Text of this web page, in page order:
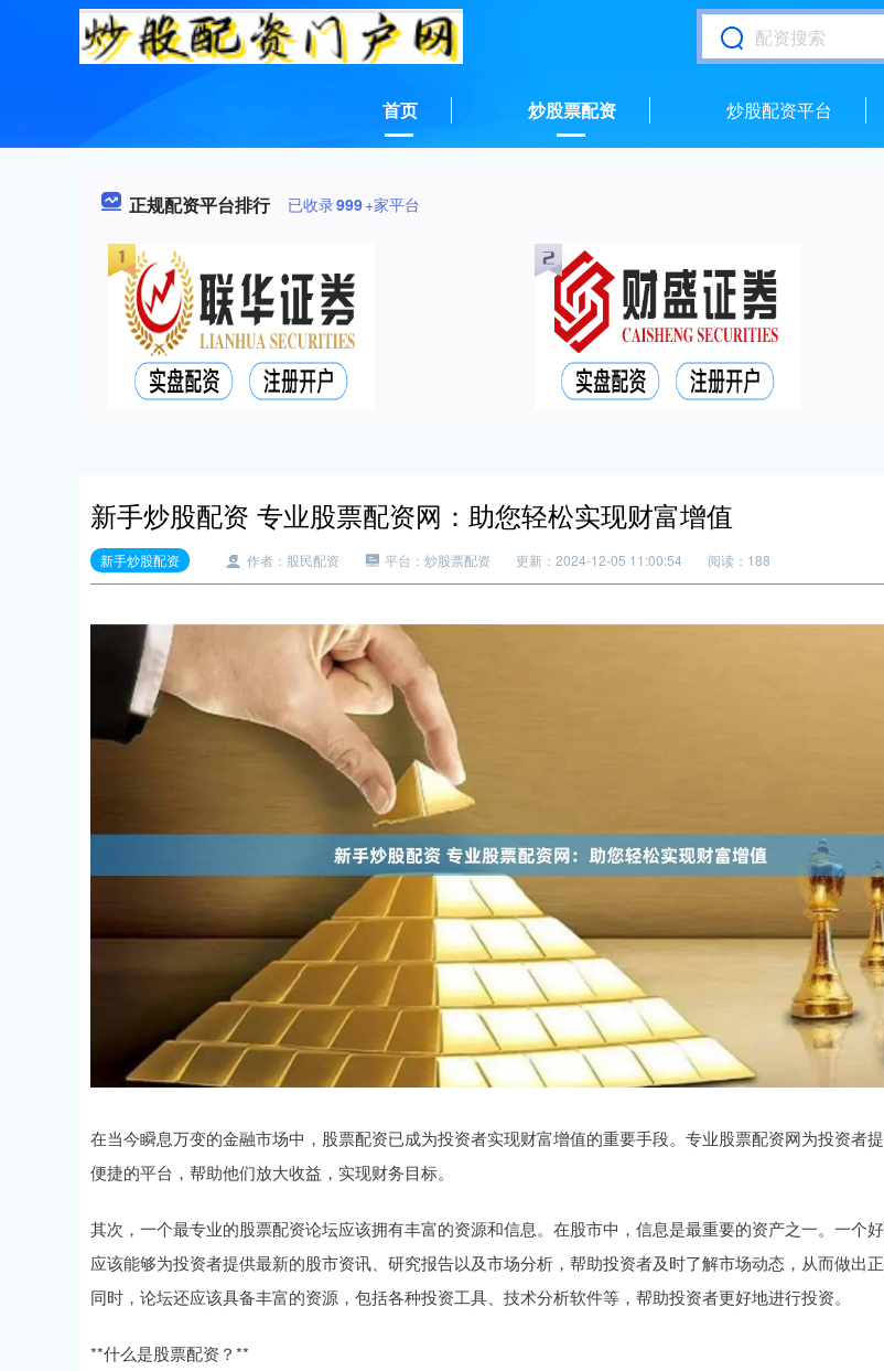
首页 炒股票配资 炒股配资平台
正规配资平台排行 已收录999+家平台
新手炒股配资 专业股票配资网：助您轻松实现财富增值
新手炒股配资 作者：股民配资 平台：炒股票配资 更新：2024-12-05 11:00:54 阅读：188
在当今瞬息万变的金融市场中，股票配资已成为投资者实现财富增值的重要手段。专业股票配资网为投资者提
便捷的平台，帮助他们放大收益，实现财务目标。
其次，一个最专业的股票配资论坛应该拥有丰富的资源和信息。在股市中，信息是最重要的资产之一。一个
应该能够为投资者提供最新的股市资讯、研究报告以及市场分析，帮助投资者及时了解市场动态，从而做出正
同时，论坛还应该具备丰富的资源，包括各种投资工具、技术分析软件等，帮助投资者更好地进行投资。
**什么是股票配资？**